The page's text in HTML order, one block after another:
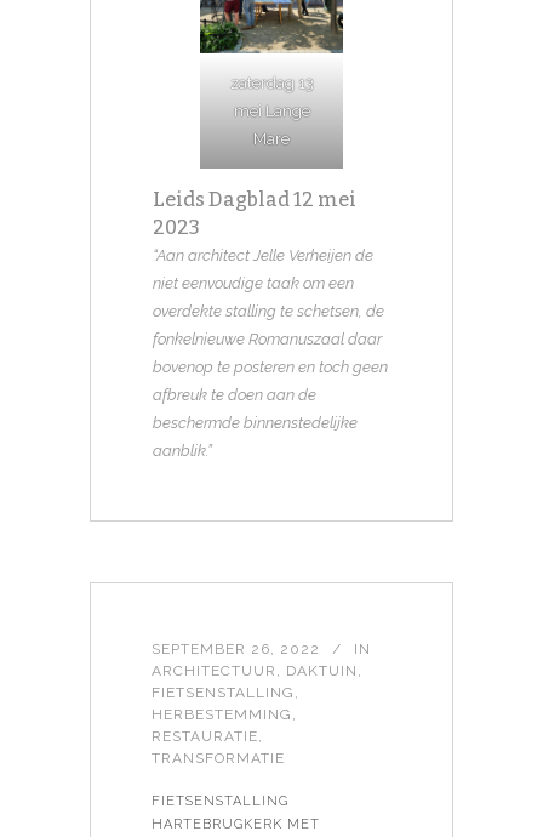
zaterdag 13
mei Lange
Mare
Leids Dagblad 12 mei
2023
“Aan architect Jelle Verheijen de
niet eenvoudige taak om een
overdekte stalling te schetsen, de
fonkelnieuwe Romanuszaal daar
bovenop te posteren en toch geen
afbreuk te doen aan de
beschermde binnenstedelijke
aanblik.”
SEPTEMBER 26, 2022
IN
ARCHITECTUUR
DAKTUIN
FIETSENSTALLING
HERBESTEMMING
RESTAURATIE
TRANSFORMATIE
FIETSENSTALLING
HARTEBRUGKERK MET